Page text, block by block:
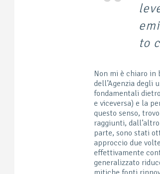
to
Non mi è chiaro in
dell’Agenzia degli
fondamentali
e viceversa) e la
questo senso,
raggiunti,
parte, sono stati
approccio due
effettivamente
generalizzato